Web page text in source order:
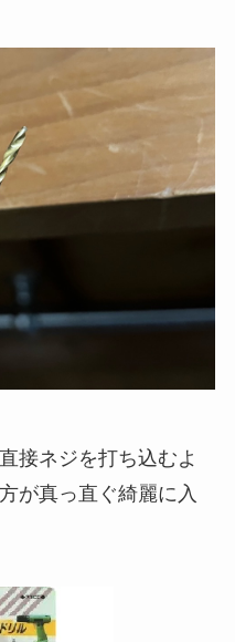
接ネジを打ち込むよ
が真っ直ぐ綺麗に入